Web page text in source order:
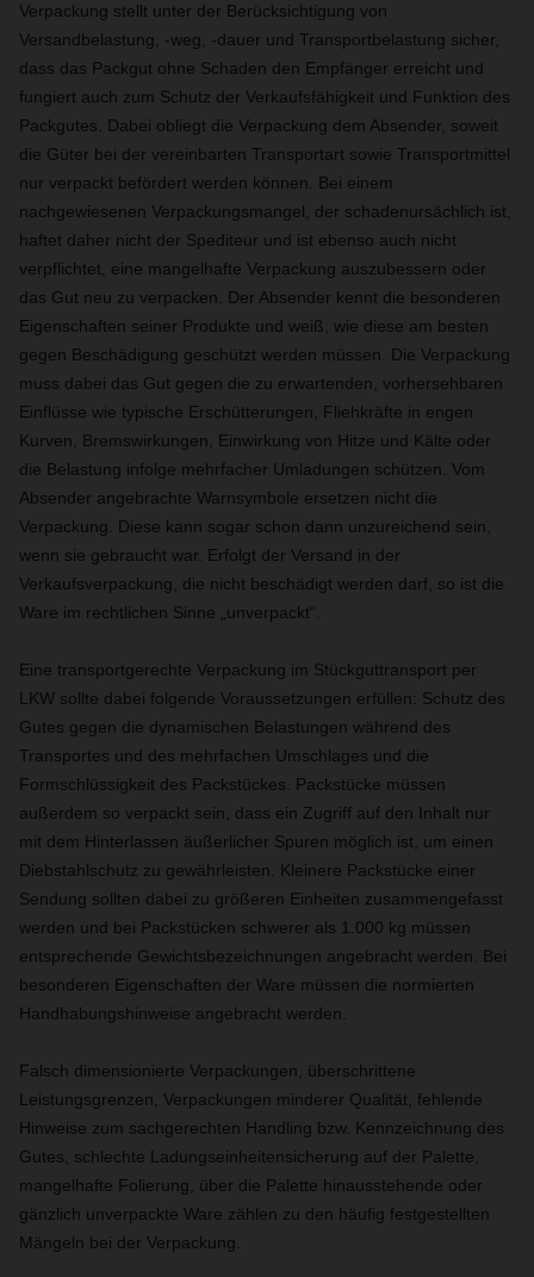
Verpackung stellt unter der Berücksichtigung von
Versandbelastung, -weg, -dauer und Transportbelastung sicher,
dass das Packgut ohne Schaden den Empfänger erreicht und
fungiert auch zum Schutz der Verkaufsfähigkeit und Funktion des
Packgutes. Dabei obliegt die Verpackung dem Absender, soweit
die Güter bei der vereinbarten Transportart sowie Transportmittel
nur verpackt befördert werden können. Bei einem
nachgewiesenen Verpackungsmangel, der schadenursächlich ist,
haftet daher nicht der Spediteur und ist ebenso auch nicht
verpflichtet, eine mangelhafte Verpackung auszubessern oder
das Gut neu zu verpacken. Der Absender kennt die besonderen
Eigenschaften seiner Produkte und weiß, wie diese am besten
gegen Beschädigung geschützt werden müssen. Die Verpackung
muss dabei das Gut gegen die zu erwartenden, vorhersehbaren
Einflüsse wie typische Erschütterungen, Fliehkräfte in engen
Kurven, Bremswirkungen, Einwirkung von Hitze und Kälte oder
die Belastung infolge mehrfacher Umladungen schützen. Vom
Absender angebrachte Warnsymbole ersetzen nicht die
Verpackung. Diese kann sogar schon dann unzureichend sein,
wenn sie gebraucht war. Erfolgt der Versand in der
Verkaufsverpackung, die nicht beschädigt werden darf, so ist die
Ware im rechtlichen Sinne „unverpackt“.
Eine transportgerechte Verpackung im Stückguttransport per
LKW sollte dabei folgende Voraussetzungen erfüllen: Schutz des
Gutes gegen die dynamischen Belastungen während des
Transportes und des mehrfachen Umschlages und die
Formschlüssigkeit des Packstückes. Packstücke müssen
außerdem so verpackt sein, dass ein Zugriff auf den Inhalt nur
mit dem Hinterlassen äußerlicher Spuren möglich ist, um einen
Diebstahlschutz zu gewährleisten. Kleinere Packstücke einer
Sendung sollten dabei zu größeren Einheiten zusammengefasst
werden und bei Packstücken schwerer als 1.000 kg müssen
entsprechende Gewichtsbezeichnungen angebracht werden. Bei
besonderen Eigenschaften der Ware müssen die normierten
Handhabungshinweise angebracht werden.
Falsch dimensionierte Verpackungen, überschrittene
Leistungsgrenzen, Verpackungen minderer Qualität, fehlende
Hinweise zum sachgerechten Handling bzw. Kennzeichnung des
Gutes, schlechte Ladungseinheitensicherung auf der Palette,
mangelhafte Folierung, über die Palette hinausstehende oder
gänzlich unverpackte Ware zählen zu den häufig festgestellten
Mängeln bei der Verpackung.